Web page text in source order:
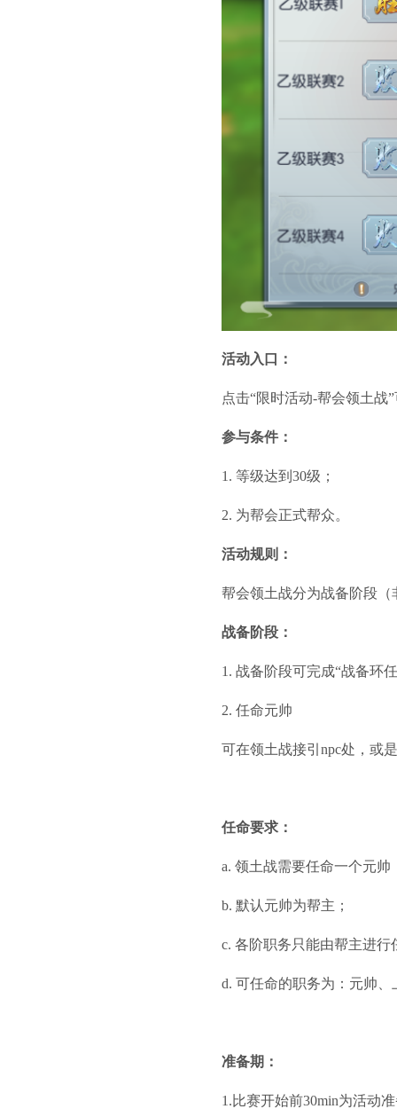
活动入口：
点击“限时活动-帮会领土战
参与条件：
1. 等级达到30级；
2. 为帮会正式帮众。
活动规则：
帮会领土战分为战备阶段
战备阶段：
1. 战备阶段可完成“战备环
2. 任命元帅
可在领土战接引npc处，或
任命要求：
a. 领土战需要任命一个元帅
b. 默认元帅为帮主；
c. 各阶职务只能由帮主进行
d. 可任命的职务为：元帅、
准备期：
1.比赛开始前30min为活动